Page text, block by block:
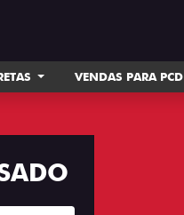
VENDAS PARA PCD